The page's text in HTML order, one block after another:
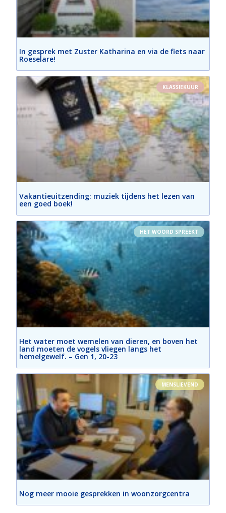
In gesprek met Zuster Katharina en via de fiets naar
Roeselare!
KLASSIEKUUR
Vakantieuitzending: muziek tijdens het lezen van
een goed boek!
HET WOORD SPREEKT
Het water moet wemelen van dieren, en boven het
land moeten de vogels vliegen langs het
hemelgewelf. – Gen 1, 20-23
MENSLIEVEND
Nog meer mooie gesprekken in woonzorgcentra